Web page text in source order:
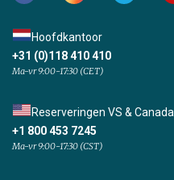
Hoofdkantoor
+31 (0)118 410 410
Ma-vr 9:00-17:30 (CET)
Reserveringen VS & Canada
+1 800 453 7245
Ma-vr 9:00-17:30 (CST)